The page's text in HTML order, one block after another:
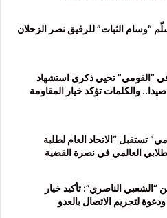
“وسام الثبات” للرفيق نصر الزحلان
“القومي” تحيي ذكرى استشهاد
والكلمات تؤكد خيار المقاومة
تستقبل “الاتحاد العام لطلبة
العالمي في نصرة القضية
الناصري”: تأكيد خيار
لتجريم الاتصال بالعدو